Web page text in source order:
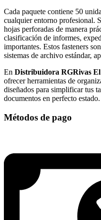
Cada paquete contiene 50
cualquier entorno profesional.
hojas perforadas de manera
clasificación de informes,
importantes. Estos fasteners
sistemas de archivo estándar,
En Distribuidora RGRivas
ofrecer herramientas de
diseñados para simplificar tus
documentos en perfecto estado.
Métodos de pago